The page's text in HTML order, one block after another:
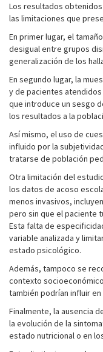
Los resultados
las limitaciones que
En primer lugar, el
desigual entre grupos
generalización de los
En segundo lugar, la
y de pacientes
que introduce un sesgo
los resultados a la
Así mismo, el uso de
influido por la
tratarse de población
Otra limitación del
los datos de acoso
menos invasivos,
pero sin que el paciente
Esta falta de
variable analizada y
estado psicológico.
Además, tampoco se
contexto
también podrían influir
Finalmente, la ausencia
la evolución de la
estado nutricional o en